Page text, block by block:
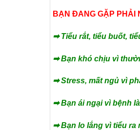
BẠN ĐANG GẶP PHẢI
➡ Tiểu rắt, tiểu buốt,
➡ Bạn khó chịu vì
➡ Stress, mất ngủ vì
➡ Bạn ái ngại vì bệnh
➡ Bạn lo lắng vì tiểu ra